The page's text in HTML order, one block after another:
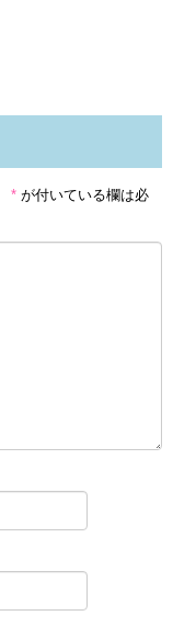
* が付いている欄は必